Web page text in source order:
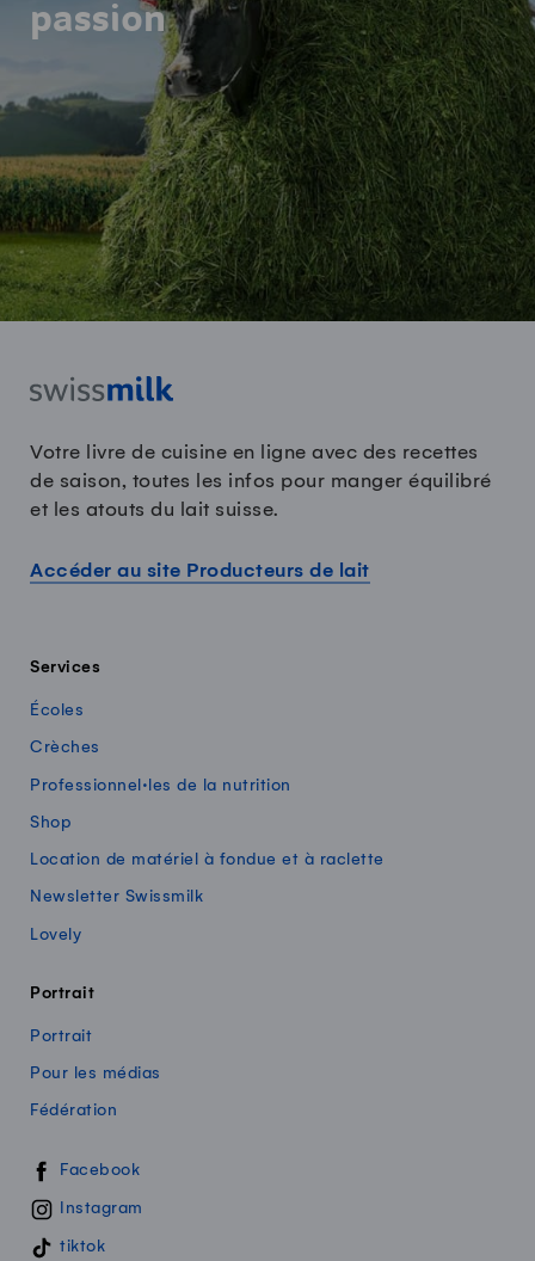
passion
Votre livre de cuisine en ligne avec des recettes
de saison, toutes les infos pour manger équilibré
et les atouts du lait suisse.
Accéder au site Producteurs de lait
Services
Écoles
Crèches
Professionnel·les de la nutrition
Shop
Location de matériel à fondue et à raclette
Newsletter Swissmilk
Lovely
Portrait
Portrait
Pour les médias
Fédération
Swissmilk sur les réseaux sociaux
Facebook
Instagram
tiktok